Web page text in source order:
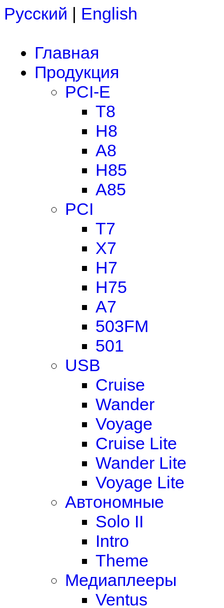
Русский | English
Главная
Продукция
PCI-E
T8
H8
A8
H85
A85
PCI
T7
X7
H7
H75
A7
503FM
501
USB
Cruise
Wander
Voyage
Cruise Lite
Wander Lite
Voyage Lite
Автономные
Solo II
Intro
Theme
Медиаплееры
Ventus